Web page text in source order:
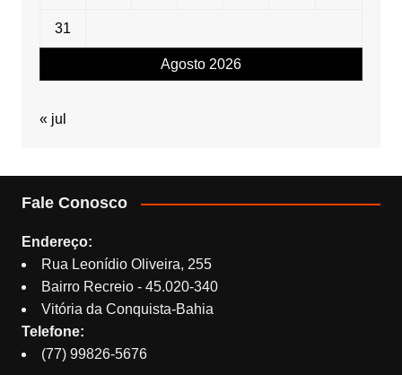
Agosto 2026
31
« jul
Fale Conosco
Endereço:
Rua Leonídio Oliveira, 255
Bairro Recreio - 45.020-340
Vitória da Conquista-Bahia
Telefone:
(77) 99826-5676